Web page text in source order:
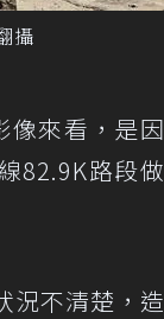
攝
像來看，是因
82.9K路段做
況不清楚，造